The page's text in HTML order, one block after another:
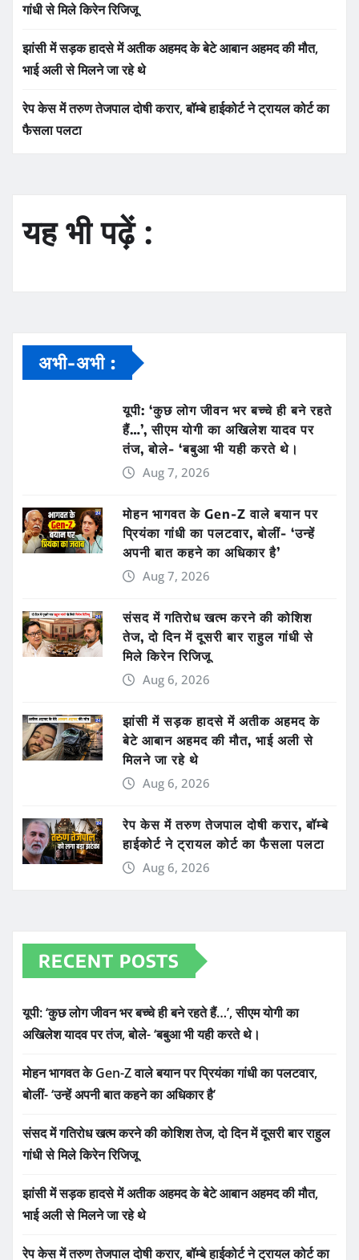
गांधी से मिले किरेन रिजिजू
झांसी में सड़क हादसे में अतीक अहमद के बेटे आबान अहमद की मौत,
भाई अली से मिलने जा रहे थे
रेप केस में तरुण तेजपाल दोषी करार, बॉम्बे हाईकोर्ट ने ट्रायल कोर्ट का
फैसला पलटा
यह भी पढ़ें :
अभी-अभी :
यूपी: ‘कुछ लोग जीवन भर बच्चे ही बने रहते
हैं…’, सीएम योगी का अखिलेश यादव पर
तंज, बोले- ‘बबुआ भी यही करते थे।
Aug 7, 2026
मोहन भागवत के Gen-Z वाले बयान पर
प्रियंका गांधी का पलटवार, बोलीं- ‘उन्हें
अपनी बात कहने का अधिकार है’
Aug 7, 2026
संसद में गतिरोध खत्म करने की कोशिश
तेज, दो दिन में दूसरी बार राहुल गांधी से
मिले किरेन रिजिजू
Aug 6, 2026
झांसी में सड़क हादसे में अतीक अहमद के
बेटे आबान अहमद की मौत, भाई अली से
मिलने जा रहे थे
Aug 6, 2026
रेप केस में तरुण तेजपाल दोषी करार, बॉम्बे
हाईकोर्ट ने ट्रायल कोर्ट का फैसला पलटा
Aug 6, 2026
RECENT POSTS
यूपी: ‘कुछ लोग जीवन भर बच्चे ही बने रहते हैं…’, सीएम योगी का
अखिलेश यादव पर तंज, बोले- ‘बबुआ भी यही करते थे।
मोहन भागवत के Gen-Z वाले बयान पर प्रियंका गांधी का पलटवार,
बोलीं- ‘उन्हें अपनी बात कहने का अधिकार है’
संसद में गतिरोध खत्म करने की कोशिश तेज, दो दिन में दूसरी बार राहुल
गांधी से मिले किरेन रिजिजू
झांसी में सड़क हादसे में अतीक अहमद के बेटे आबान अहमद की मौत,
भाई अली से मिलने जा रहे थे
रेप केस में तरुण तेजपाल दोषी करार, बॉम्बे हाईकोर्ट ने ट्रायल कोर्ट का